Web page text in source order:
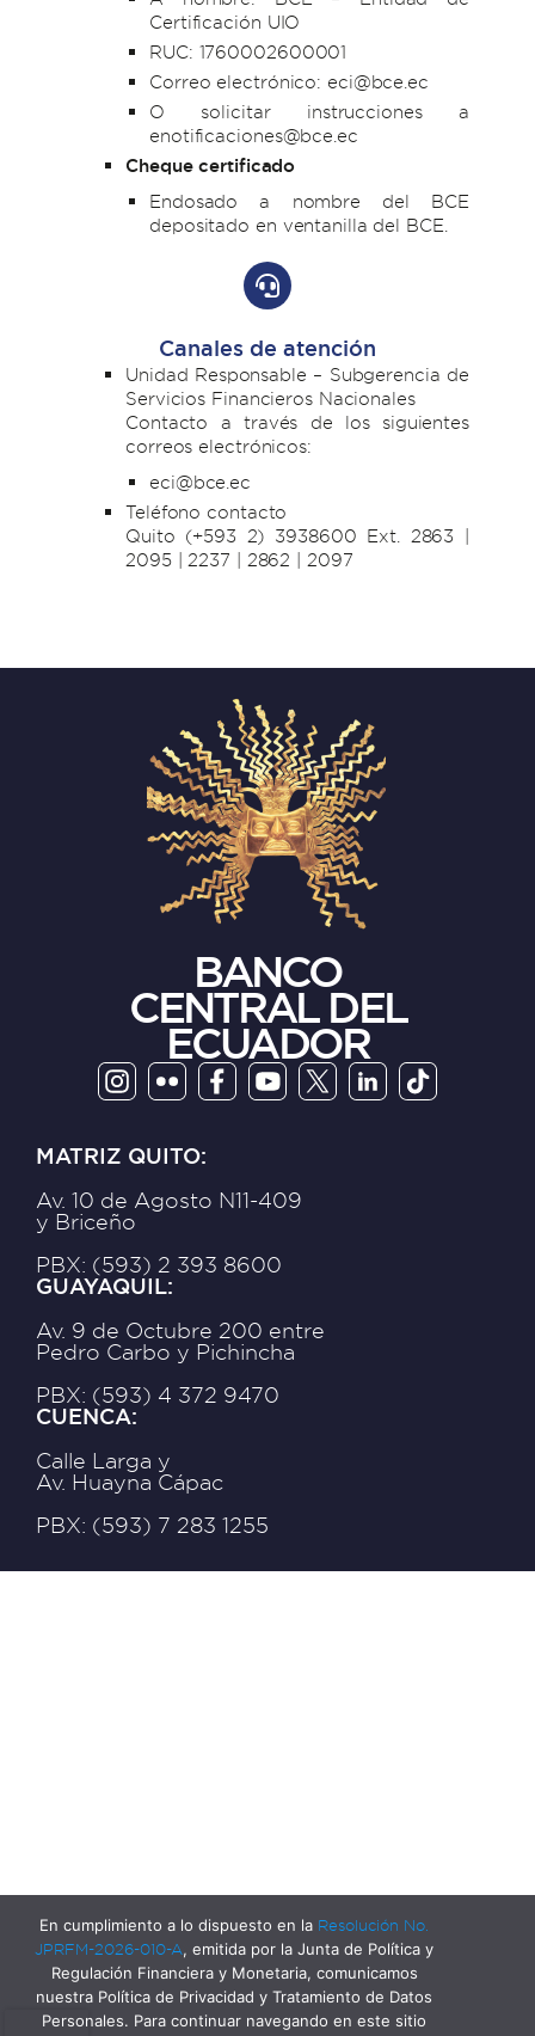
Certificación UIO
RUC: 1760002600001
Correo electrónico: eci@bce.ec
O solicitar instrucciones a
enotificaciones@bce.ec
Cheque certificado
Endosado a nombre del BCE
depositado en ventanilla del BCE.
Canales de atención
Unidad Responsable – Subgerencia de
Servicios Financieros Nacionales
Contacto a través de los siguientes
correos electrónicos:
eci@bce.ec
Teléfono contacto
Quito (+593 2) 3938600 Ext. 2863 |
2095 | 2237 | 2862 | 2097
BANCO
CENTRAL DEL
ECUADOR
MATRIZ QUITO:
Av. 10 de Agosto N11-409
y Briceño
PBX: (593) 2 393 8600
GUAYAQUIL:
Av. 9 de Octubre 200 entre
Pedro Carbo y Pichincha
PBX: (593) 4 372 9470
CUENCA:
Calle Larga y
Av. Huayna Cápac
PBX: (593) 7 283 1255
En cumplimiento a lo dispuesto en la Resolución No.
JPRFM-2026-010-A, emitida por la Junta de Política y
Regulación Financiera y Monetaria, comunicamos
nuestra Política de Privacidad y Tratamiento de Datos
Personales. Para continuar navegando en este sitio